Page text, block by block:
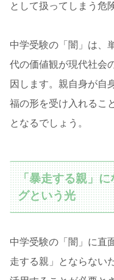
として扱ってしまう危
中学受験の「闇」は、
代の価値観が現代社会
因します。親自身が自
福の形を受け入れるこ
となるでしょう。
「暴走する親」
グという光
中学受験の「闇」に直
走する親」とならない